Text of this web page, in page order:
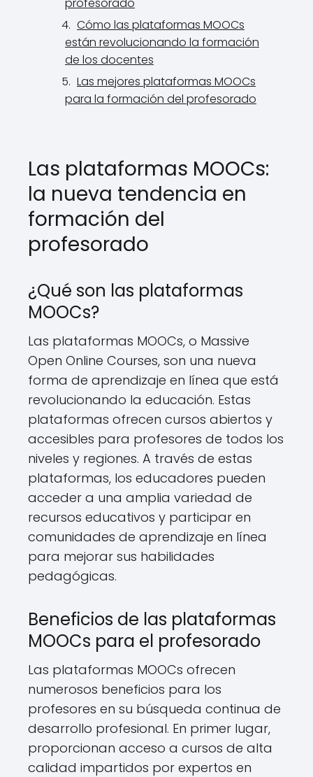
Cómo las plataformas MOOCs
están revolucionando la formación
de los docentes
Las mejores plataformas MOOCs
para la formación del profesorado
Las plataformas MOOCs:
la nueva tendencia en
formación del
profesorado
¿Qué son las plataformas
MOOCs?
Las plataformas MOOCs, o Massive
Open Online Courses, son una nueva
forma de aprendizaje en línea que está
revolucionando la educación. Estas
plataformas ofrecen cursos abiertos y
accesibles para profesores de todos los
niveles y regiones. A través de estas
plataformas, los educadores pueden
acceder a una amplia variedad de
recursos educativos y participar en
comunidades de aprendizaje en línea
para mejorar sus habilidades
pedagógicas.
Beneficios de las plataformas
MOOCs para el profesorado
Las plataformas MOOCs ofrecen
numerosos beneficios para los
profesores en su búsqueda continua de
desarrollo profesional. En primer lugar,
proporcionan acceso a cursos de alta
calidad impartidos por expertos en